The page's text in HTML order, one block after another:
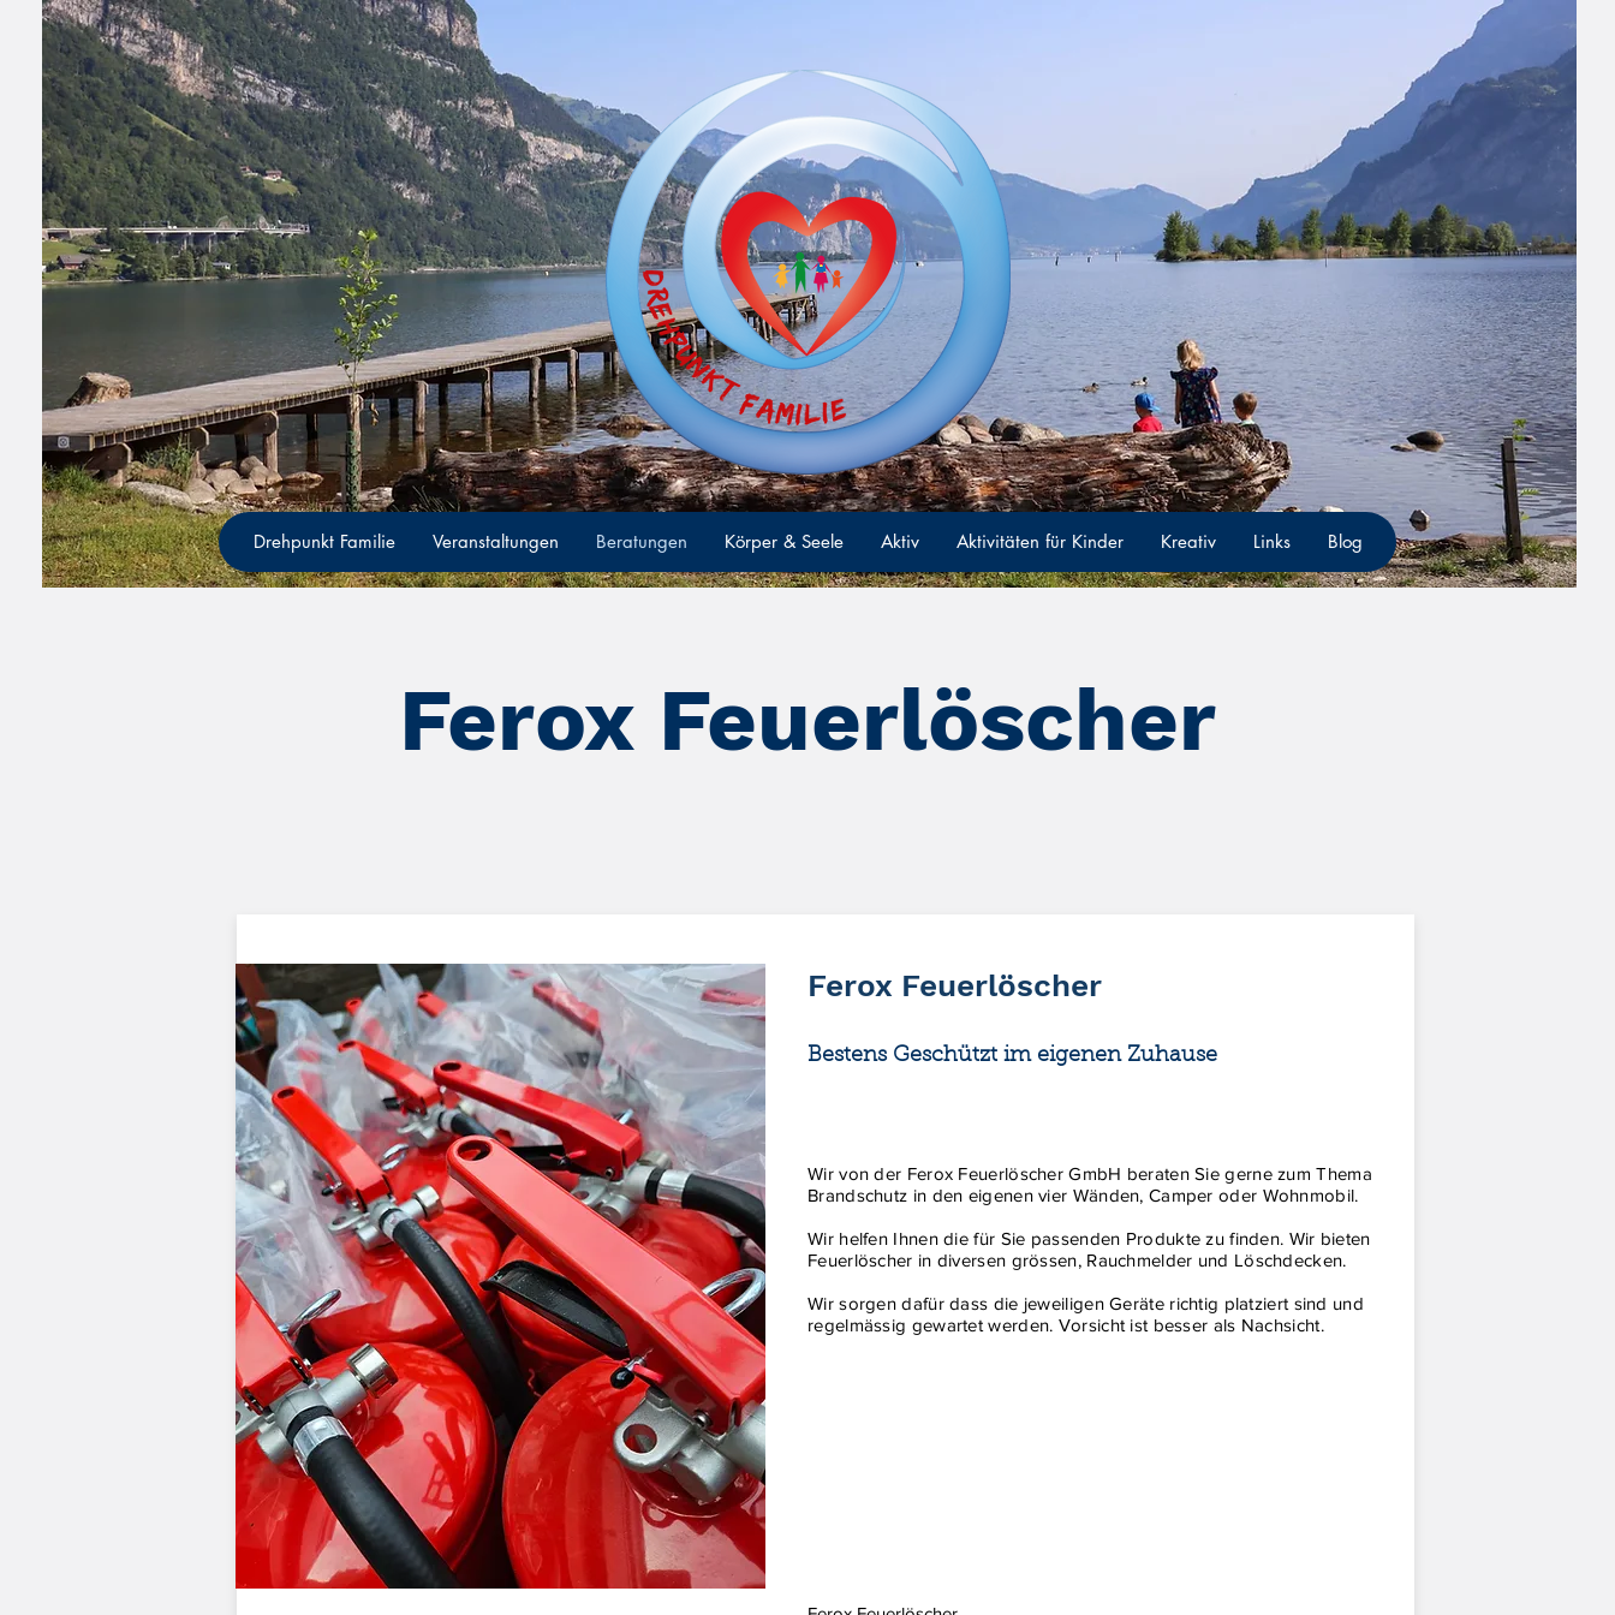
Drehpunkt Familie Veranstaltungen Beratungen Körper & Seele Aktiv Aktivitäten für Kinder Kreativ Links Blog
Ferox Feuerlöscher
Ferox Feuerlöscher
Bestens Geschützt im eigenen Zuhause
Wir von der Ferox Feuerlöscher GmbH beraten Sie gerne zum Thema
Brandschutz in den eigenen vier Wänden, Camper oder Wohnmobil.
Wir helfen Ihnen die für Sie passenden Produkte zu finden. Wir bieten
Feuerlöscher in diversen grössen, Rauchmelder und Löschdecken.
Wir sorgen dafür dass die jeweiligen Geräte richtig platziert sind und
regelmässig gewartet werden. Vorsicht ist besser als Nachsicht.